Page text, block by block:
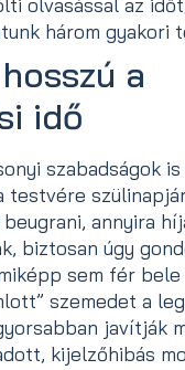
három gyakori
a
idő
szabadságok
testvére
annyira
biztosan úgy
sem fér bele
szemedet a
javítják
kijelzőhibás